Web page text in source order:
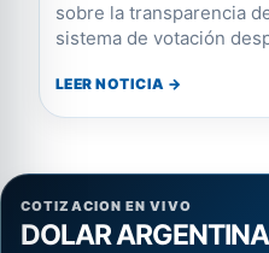
sobre la transparencia
sistema de votación
LEER NOTICIA →
COTIZACION EN VIVO
DOLAR ARGENTINA